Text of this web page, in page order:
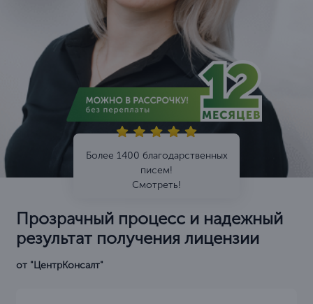
Более 1400 благодарственных
писем!
Смотреть!
Прозрачный процесс и надежный
результат получения лицензии
от "ЦентрКонсалт"